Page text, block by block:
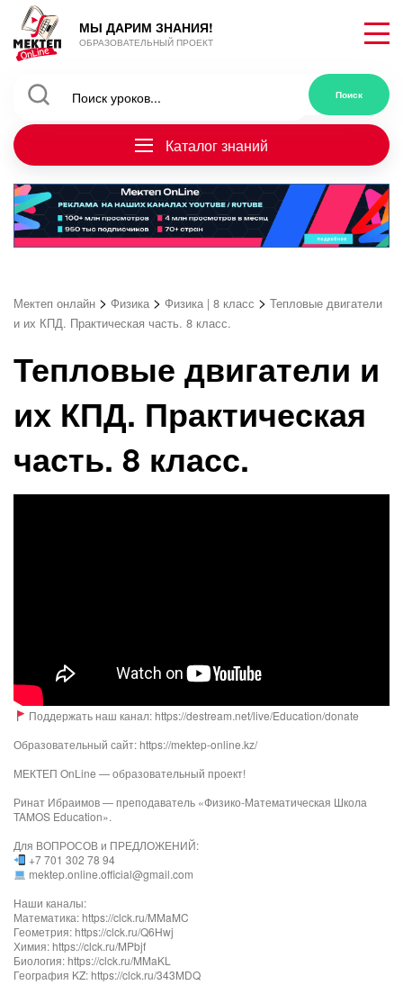
МЫ ДАРИМ ЗНАНИЯ!
ОБРАЗОВАТЕЛЬНЫЙ ПРОЕКТ
Каталог знаний
Мектеп онлайн > Физика > Физика | 8 класс > Тепловые двигатели
и их КПД. Практическая часть. 8 класс.
Тепловые двигатели и
их КПД. Практическая
часть. 8 класс.
Поддержать наш канал: https://destream.net/live/Education/donate
Образовательный сайт: https://mektep-online.kz/
МЕКТЕП OnLine — образовательный проект!
Ринат Ибраимов — преподаватель «Физико-Математическая Школа
TAMOS Education».
Для ВОПРОСОВ и ПРЕДЛОЖЕНИЙ:
+7 701 302 78 94
mektep.online.official@gmail.com
Наши каналы:
Математика: https://clck.ru/MMaMC
Геометрия: https://clck.ru/Q6Hwj
Химия: https://clck.ru/MPbjf​
Биология: https://clck.ru/MMaKL​​​​​​
География KZ: https://clck.ru/343MDQ